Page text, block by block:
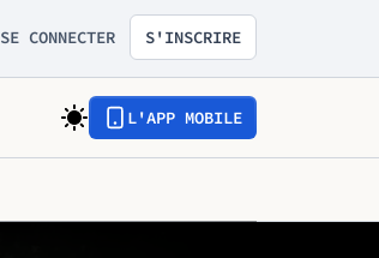
SE CONNECTER S'INSCRIRE
L'APP MOBILE